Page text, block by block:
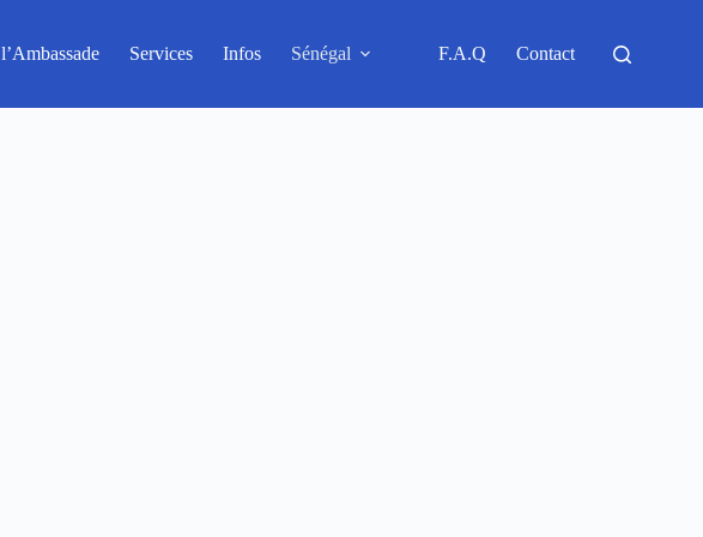
l’Ambassade Services Infos Sénégal F.A.Q Contact